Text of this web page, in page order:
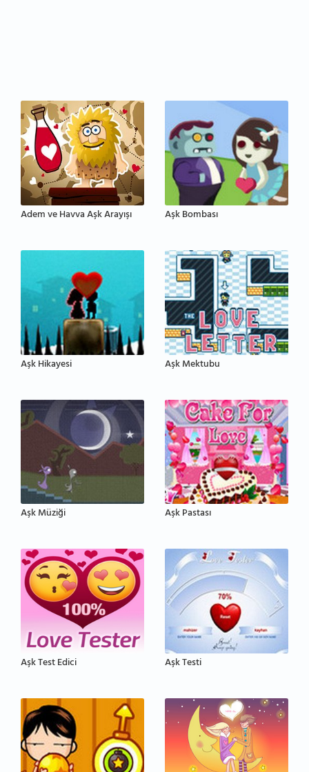
Adem ve Havva Aşk Arayışı Aşk Bombası
Aşk Hikayesi Aşk Mektubu
Aşk Müziği Aşk Pastası
Aşk Test Edici Aşk Testi